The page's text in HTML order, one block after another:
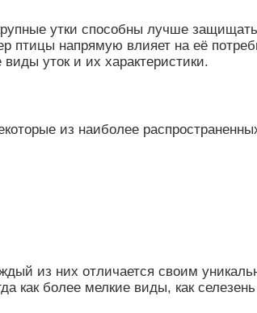
утки способны лучше
птицы напрямую влияет на её
уток и их характеристики.
из наиболее
из них отличается своим
как более мелкие виды, как